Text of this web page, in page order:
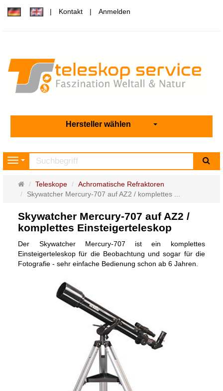
Kontakt Anmelden
Hersteller wählen
Navigation
Startseite
Teleskope
Achromatische Refraktoren
Skywatcher Mercury-707 auf AZ2 / komplettes ...
Skywatcher Mercury-707 auf AZ2 /
komplettes Einsteigerteleskop
Der Skywatcher Mercury-707 ist ein komplettes
Einsteigerteleskop für die Beobachtung und sogar für die
Fotografie - sehr einfache Bedienung schon ab 6 Jahren.